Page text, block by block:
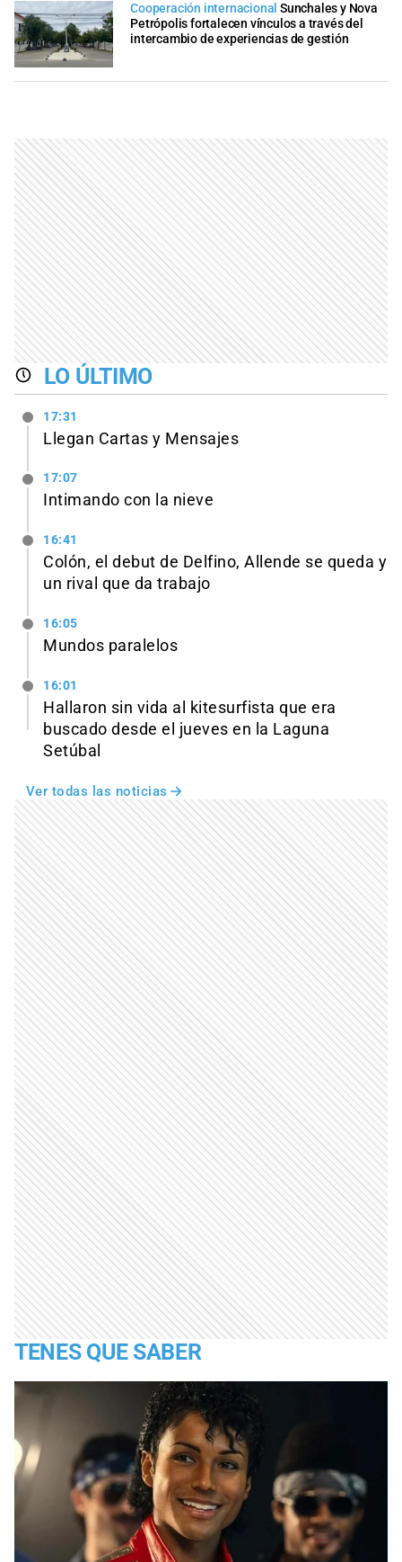
Cooperación internacional Sunchales y Nova
Petrópolis fortalecen vínculos a través del
intercambio de experiencias de gestión
LO ÚLTIMO
17:31
Llegan Cartas y Mensajes
17:07
Intimando con la nieve
16:41
Colón, el debut de Delfino, Allende se queda y
un rival que da trabajo
16:05
Mundos paralelos
16:01
Hallaron sin vida al kitesurfista que era
buscado desde el jueves en la Laguna
Setúbal
Ver todas las noticias
TENES QUE SABER